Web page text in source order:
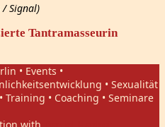
/ Signal)
Tantramasseurin
• Events •
• Sexualität
Training • Coaching • Seminare